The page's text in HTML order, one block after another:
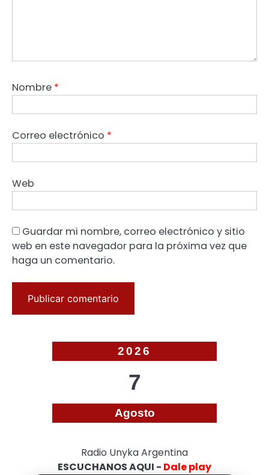
Nombre *
Correo electrónico *
Web
Guardar mi nombre, correo electrónico y sitio
web en este navegador para la próxima vez que
haga un comentario.
2026
7
Agosto
Radio Unyka Argentina
ESCUCHANOS AQUI - Dale play